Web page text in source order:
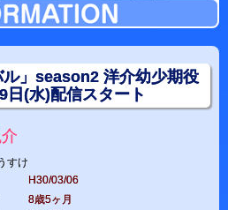
」season2 洋介幼少期役
日(水)配信スタート
すけ
H30/03/06
8歳5ヶ月